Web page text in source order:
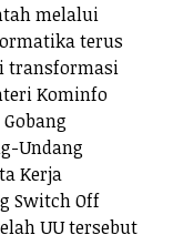
melalui
terus
transformasi
Kominfo
Undang
Kerja
Switch Off
UU tersebut